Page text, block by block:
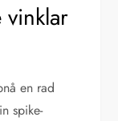
vinklar
en rad
spike-